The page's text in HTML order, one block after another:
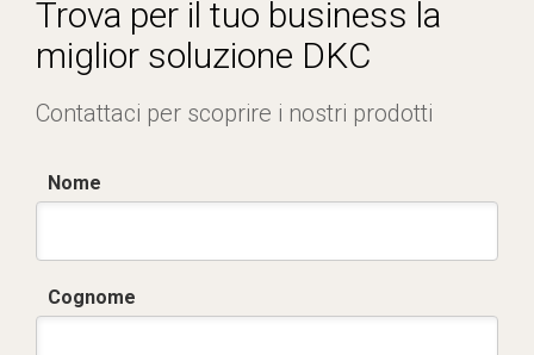
Trova per il tuo business la
miglior soluzione DKC
Contattaci per scoprire i nostri prodotti
Nome
Cognome